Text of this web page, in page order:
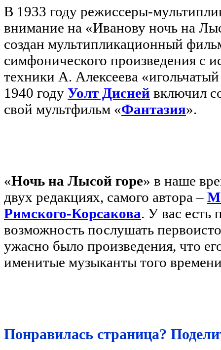
В 1933 году режиссеры-
внимание на «Иванову ночь на
создан мультипликационный
симфонического произведения с
техники А. Алексеева
1940 году Уолт Дисней включил
свой мультфильм «Фантазия».
«Ночь на Лысой горе» в наше
двух редакциях, самого автора –
Римского-Корсакова. У вас есть
возможность послушать
ужасно было произведения, что
именитые музыканты того
Понравилась страница?